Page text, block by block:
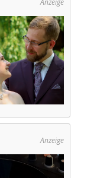
Anzeige
Anzeige